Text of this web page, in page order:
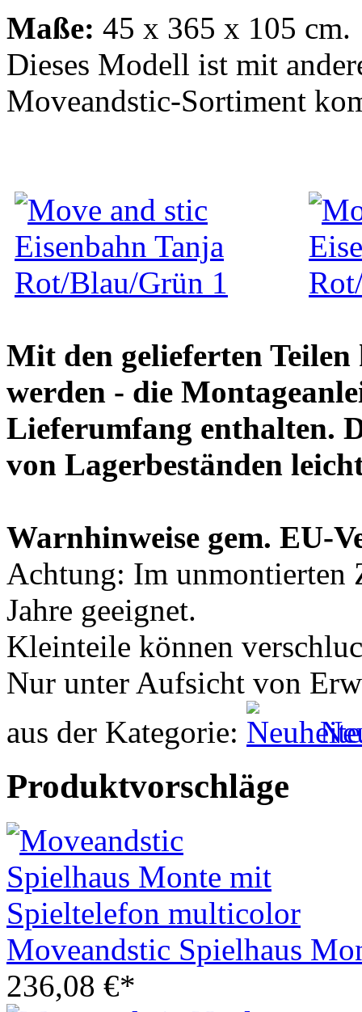
Maße: 45 x 365 x 105 cm.
Dieses Modell ist mit
Moveandstic-Sortiment
Mit den gelieferten
werden - die
Lieferumfang enthalten.
von Lagerbeständen
Warnhinweise gem. EU-
Achtung: Im unmontierten
Jahre geeignet.
Kleinteile können
Nur unter Aufsicht von
aus der Kategorie:
Produktvorschläge
Moveandstic Spielhaus
236,08 €*